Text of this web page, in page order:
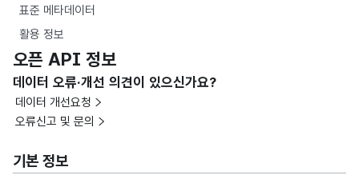
표준 메타데이터
활용 정보
오픈 API 정보
데이터 오류·개선 의견이 있으신가요?
데이터 개선요청
오류신고 및 문의
기본 정보